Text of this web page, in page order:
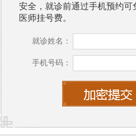
对于许多患者来说，荨麻疹不仅
战争，更是一种身心的折磨。他
效的治疗方法，摆脱这种无休止
治疗的希望：科学有效的应对策
随着医疗技术的不断进步，荨麻
益成熟。从传统的抗过敏药物到
西医结合疗法，患者有了更多的
济南中研皮肤病医院：专业治疗
安全，就诊前通过手机预约可
医师挂号费。
就诊姓名：
手机号码：